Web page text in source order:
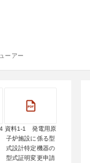
ーアー
資料1-1 発電用原
子炉施設に係る型
式設計特定機器の
型式証明変更申請